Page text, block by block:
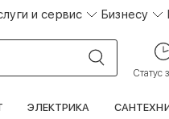
и сервис Бизнесу
Статус
ЭЛЕКТРИКА